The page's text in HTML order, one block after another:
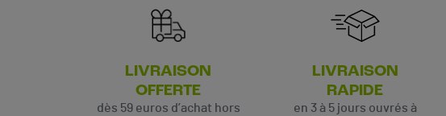
LIVRAISON
OFFERTE
dès 59 euros d’achat hors
LIVRAISON
RAPIDE
en 3 à 5 jours ouvrés à